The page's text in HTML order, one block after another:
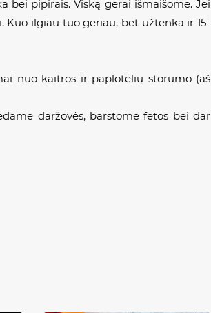
bei pipirais. Viską gerai išmaišome. Jei
Kuo ilgiau tuo geriau, bet užtenka ir 15-
nuo kaitros ir paplotėlių storumo (aš
daržovės, barstome fetos bei dar